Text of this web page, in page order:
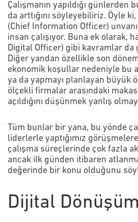
Çalışmanın yapıldığı günlerden
da arttığını söyleyebiliriz. Öyle
(Chief Information Officer)
insan çalışıyor. Buna ek olarak,
Digital Officer) gibi kavramlar da
Diğer yandan özellikle son
ekonomik koşullar nedeniyle bu
ya da yapmayı planlayan büyük
ölçekli firmalar arasındaki
açıldığını düşünmek yanlış
Tüm bunlar bir yana, bu yönde
liderlerle yaptığımız
çalışma süreçlerinde çok fazla
ancak ilk günden itibaren
değerinde bir konu olduğunu
Dijital